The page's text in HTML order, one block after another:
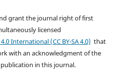
grant the journal right of first
licensed
International (CC BY-SA 4.0) that
with an acknowledgment of the
in this journal.